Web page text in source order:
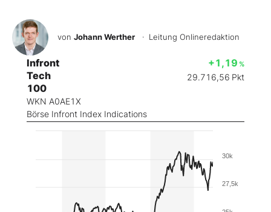
von Johann Werther · Leitung Onlineredaktion
Infront
Tech
100
WKN A0AE1X
Börse Infront Index Indications
+1,19 %
29.716,56 Pkt
27,5k
30k